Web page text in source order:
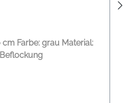
cm Farbe: grau Material:
Beflockung